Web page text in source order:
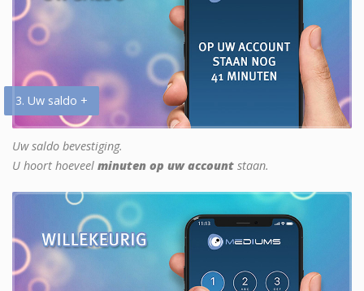
3. Uw saldo +
Uw saldo bevestiging.
U hoort hoeveel minuten op uw account staan.